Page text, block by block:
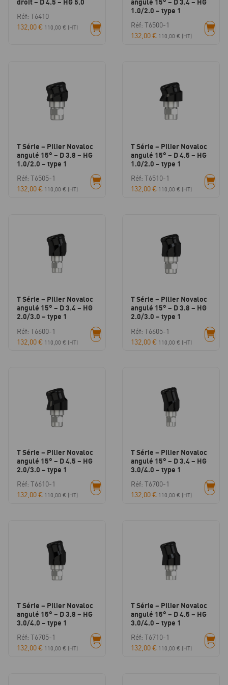
Réf: T6410
132,00€ 110,00 € (HT)
1.0/2.0 – type 1
Réf: T6500-1
132,00€ 110,00 € (HT)
T Série – Pilier Novaloc
angulé 15° – D 3.8 – HG
1.0/2.0 – type 1
Réf: T6505-1
132,00€ 110,00 € (HT)
T Série – Pilier Novaloc
angulé 15° – D 4.5 – HG
1.0/2.0 – type 1
Réf: T6510-1
132,00€ 110,00 € (HT)
T Série – Pilier Novaloc
angulé 15° – D 3.4 – HG
2.0/3.0 – type 1
Réf: T6600-1
132,00€ 110,00 € (HT)
T Série – Pilier Novaloc
angulé 15° – D 3.8 – HG
2.0/3.0 – type 1
Réf: T6605-1
132,00€ 110,00 € (HT)
T Série – Pilier Novaloc
angulé 15° – D 4.5 – HG
2.0/3.0 – type 1
Réf: T6610-1
132,00€ 110,00 € (HT)
T Série – Pilier Novaloc
angulé 15° – D 3.4 – HG
3.0/4.0 – type 1
Réf: T6700-1
132,00€ 110,00 € (HT)
T Série – Pilier Novaloc
angulé 15° – D 3.8 – HG
3.0/4.0 – type 1
Réf: T6705-1
132,00€ 110,00 € (HT)
T Série – Pilier Novaloc
angulé 15° – D 4.5 – HG
3.0/4.0 – type 1
Réf: T6710-1
132,00€ 110,00 € (HT)